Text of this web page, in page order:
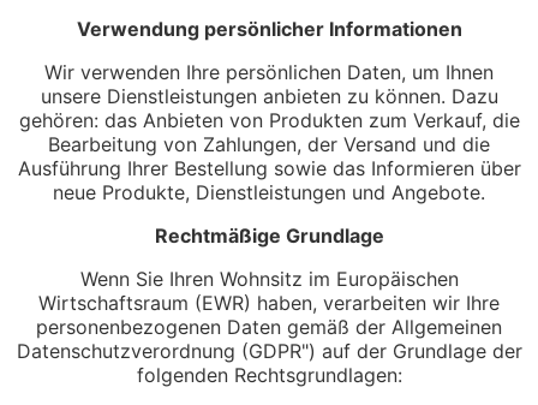
Verwendung persönlicher Informationen
Wir verwenden Ihre persönlichen Daten, um Ihnen
unsere Dienstleistungen anbieten zu können. Dazu
gehören: das Anbieten von Produkten zum Verkauf, die
Bearbeitung von Zahlungen, der Versand und die
Ausführung Ihrer Bestellung sowie das Informieren über
neue Produkte, Dienstleistungen und Angebote.
Rechtmäßige Grundlage
Wenn Sie Ihren Wohnsitz im Europäischen
Wirtschaftsraum (EWR) haben, verarbeiten wir Ihre
personenbezogenen Daten gemäß der Allgemeinen
Datenschutzverordnung (GDPR") auf der Grundlage der
folgenden Rechtsgrundlagen: